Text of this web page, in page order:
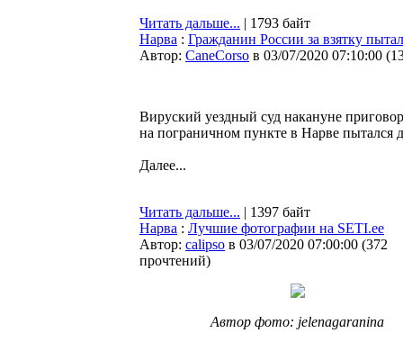
Читать дальше... | 1793 байт
Нарва : Гражданин России за взятку
Автор: CaneCorso в 03/07/2020 07:10:00 (
Вируский уездный суд накануне
на пограничном пункте в Нарве пытался
Далее...
Читать дальше... | 1397 байт
Нарва : Лучшие фотографии на SETI.ee
Автор: calipso в 03/07/2020 07:00:00 (372
прочтений)
Автор фото: jelenagaranina